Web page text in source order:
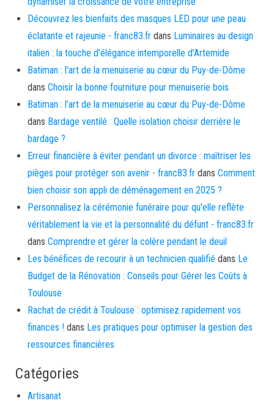
Découvrez les bienfaits des masques LED pour une peau
éclatante et rajeunie - franc83.fr dans Luminaires au design
italien : la touche d’élégance intemporelle d’Artemide
Batiman : l’art de la menuiserie au cœur du Puy-de-Dôme
dans Choisir la bonne fourniture pour menuiserie bois
Batiman : l’art de la menuiserie au cœur du Puy-de-Dôme
dans Bardage ventilé : Quelle isolation choisir derrière le
bardage ?
Erreur financière à éviter pendant un divorce : maîtriser les
pièges pour protéger son avenir - franc83.fr dans Comment
bien choisir son appli de déménagement en 2025 ?
Personnalisez la cérémonie funéraire pour qu'elle reflète
véritablement la vie et la personnalité du défunt - franc83.fr
dans Comprendre et gérer la colère pendant le deuil
Les bénéfices de recourir à un technicien qualifié dans Le
Budget de la Rénovation : Conseils pour Gérer les Coûts à
Toulouse
Rachat de crédit à Toulouse : optimisez rapidement vos
finances ! dans Les pratiques pour optimiser la gestion des
ressources financières
Catégories
Artisanat